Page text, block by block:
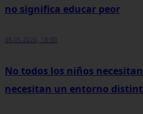
no significa educar peor
08-05-2026, 18:00
No todos los niños
necesitan un entorno